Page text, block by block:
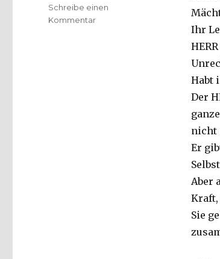
Ihr
Habt
Der
nicht
Er
Aber
Kraft,
Sie
Schreibe einen
Kommentarzu